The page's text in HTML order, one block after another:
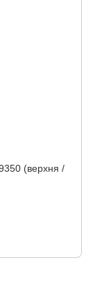
(верхня /